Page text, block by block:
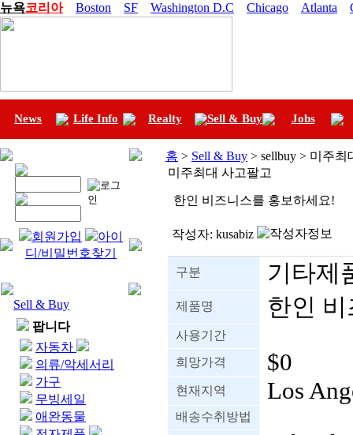
뉴욕코리아 Boston SF Washington D.C Chicago Atlanta
News Life Info Realty Sell & Buy Jobs
회원가입
아이
디/비밀번호찾기
Sell & Buy
팝니다
자동차
의류/악세서리
가구
무빙세일
애완동물
홈 > Sell & Buy > sellbuy > 미주최
미주최대 사고팔고
한인 비즈니스를 홍보하세요!
작성자: kusabiz
구분 기타제
제품명 한인
사용기간
희망가격
$0
현재지역 Los
배송수취방법